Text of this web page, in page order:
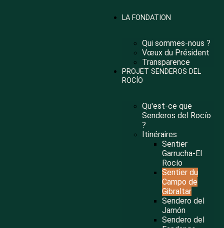
LA FONDATION
Qui sommes-nous ?
Vœux du Président
Transparence
PROJET SENDEROS DEL
ROCÍO
Qu'est-ce que
Senderos del Rocío
?
Itinéraires
Sentier
Garrucha-El
Rocío
Sentier du
Campo de
Gibraltar
Sendero del
Jamón
Sendero del